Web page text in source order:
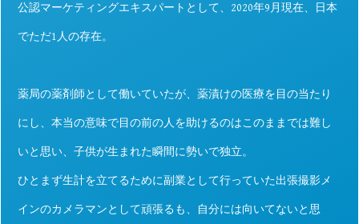
公認マーケティングエキスパートとして、2020年9月現在、日本
でただ1人の存在。
薬局の薬剤師として働いていたが、薬漬けの医療を目の当たり
にし、本当の意味で目の前の人を助けるのはこのままでは難し
いと思い、子供が生まれた瞬間に勢いで独立。
ひとまず生計を立てるために副業として行っていた出張撮影メ
インのカメラマンとして頑張るも、自分には向いてないと思